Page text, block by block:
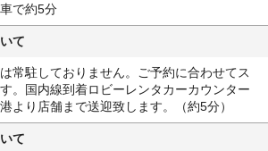
で約5分
て
常駐しておりません。ご予約に合わせてス
。国内線到着ロビーレンタカーカウンター
より店舗まで送迎致します。（約5分）
て